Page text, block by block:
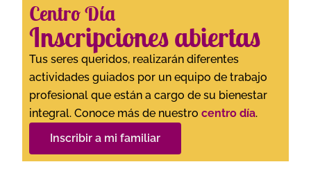
Centro Día
Inscripciones abiertas
Tus seres queridos, realizarán diferentes
actividades guiados por un equipo de trabajo
profesional que están a cargo de su bienestar
integral. Conoce más de nuestrocentro día.
Inscribir a mi familiar